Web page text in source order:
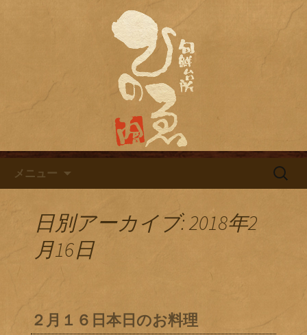
名古屋市栄にある居酒屋「旬鮮
台所ひのゑ」のブログ
名古屋市栄にある居酒屋「旬鮮台所ひ
のゑ（ひのえ）」。豊富な焼酎と海鮮
料理を中心とした、お酒に合う肴を楽
しめるお店です。季節で変わるおすす
めメニューや日替わりランチの新着情
報を随時更新中。
メニュー
検
日別アーカイブ: 2018年2
月16日
２月１６日本日のお料理